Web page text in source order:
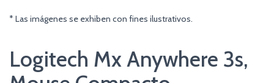
* Las imágenes se exhiben con fines ilustrativos.
Logitech Mx Anywhere 3s,